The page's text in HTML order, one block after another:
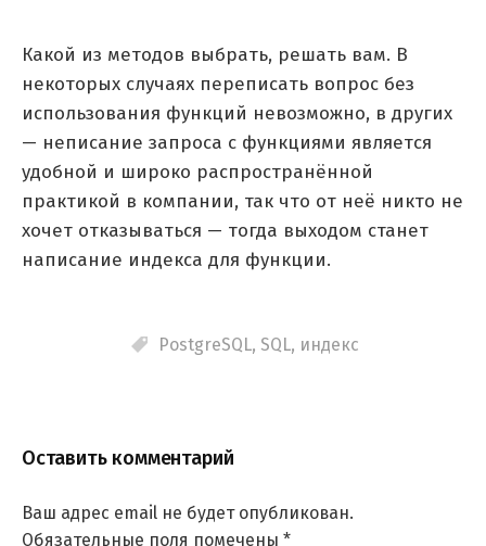
Какой из методов выбрать, решать вам. В
некоторых случаях переписать вопрос без
использования функций невозможно, в других
— неписание запроса с функциями является
удобной и широко распространённой
практикой в компании, так что от неё никто не
хочет отказываться — тогда выходом станет
написание индекса для функции.
PostgreSQL, SQL, индекс
Оставить комментарий
Ваш адрес email не будет опубликован.
Обязательные поля помечены *